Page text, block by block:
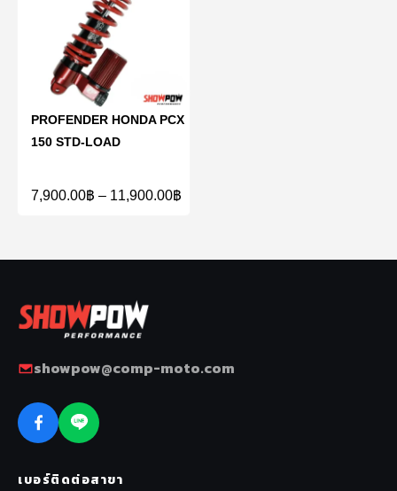
PROFENDER HONDA PCX
150 STD-LOAD
7,900.00฿ – 11,900.00฿
showpow@comp-moto.com
เบอร์ติดต่อสาขา